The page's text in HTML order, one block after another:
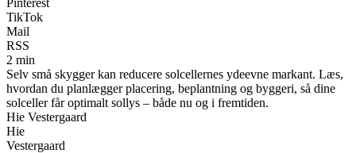
TikTok
Mail
RSS
2 min
Selv små skygger kan reducere solcellernes ydeevne markant. Læs,
hvordan du planlægger placering, beplantning og byggeri, så dine
solceller får optimalt sollys – både nu og i fremtiden.
Hie Vestergaard
Hie
Vestergaard